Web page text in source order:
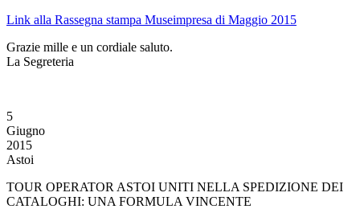
Link alla Rassegna stampa Museimpresa di Maggio 2015
Grazie mille e un cordiale saluto.
La Segreteria
5
Giugno
2015
Astoi
TOUR OPERATOR ASTOI UNITI NELLA SPEDIZIONE DEI
CATALOGHI: UNA FORMULA VINCENTE